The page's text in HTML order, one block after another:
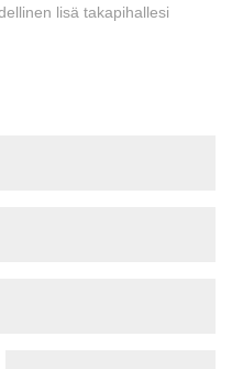
lisä takapihallesi